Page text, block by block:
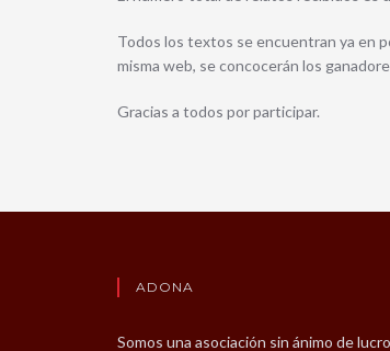
Todos los textos se encuentran ya en
misma web, se concocerán los
Gracias a todos por participar.
ADONA
Somos una asociación sin ánimo de